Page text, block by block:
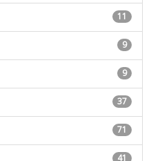
11
9
9
37
71
41